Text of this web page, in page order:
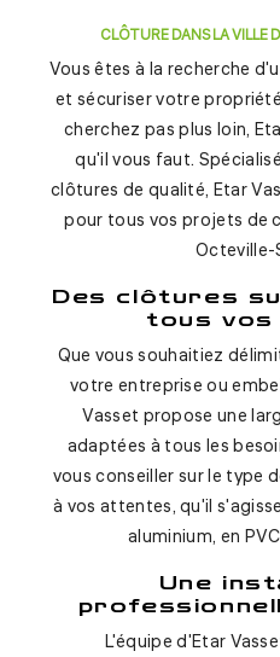
CLÔTURE DANS LA VILLE
Vous êtes à la recherche
et sécuriser votre
cherchez pas plus loin,
qu'il vous faut.
clôtures de qualité, Etar
pour tous vos projets de
Octeville-
Des clôtures
tous vos
Que vous souhaitiez
votre entreprise ou
Vasset propose une
adaptées à tous les
vous conseiller sur le type
à vos attentes, qu'il
aluminium, en
Une
L'équipe d'Etar